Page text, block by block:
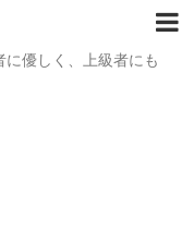
優しく、上級者にも